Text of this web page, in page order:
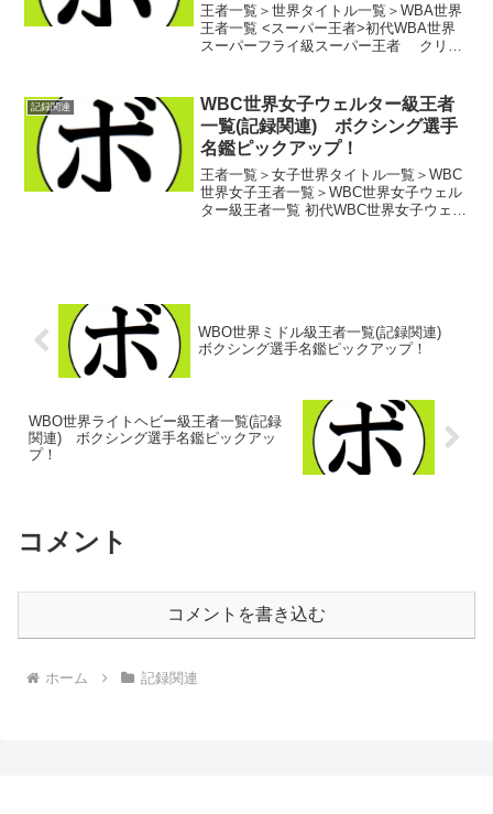
王者一覧＞世界タイトル一覧＞WBA世界
王者一覧 <スーパー王者>初代WBA世界
スーパーフライ級スーパー王者 クリス
ク・ダルチニアン(豪)第3代WBA世界スー
パー...
記録関連
WBC世界女子ウェルター級王者
一覧(記録関連) ボクシング選手
名鑑ピックアップ！
王者一覧＞女子世界タイトル一覧＞WBC
世界女子王者一覧＞WBC世界女子ウェル
ター級王者一覧 初代WBC世界女子ウェル
WBO世界ミドル級王者一覧(記録関連)
ボクシング選手名鑑ピックアップ！
WBO世界ライトヘビー級王者一覧(記録
関連) ボクシング選手名鑑ピックアッ
プ！
コメント
コメントを書き込む
ホーム 記録関連